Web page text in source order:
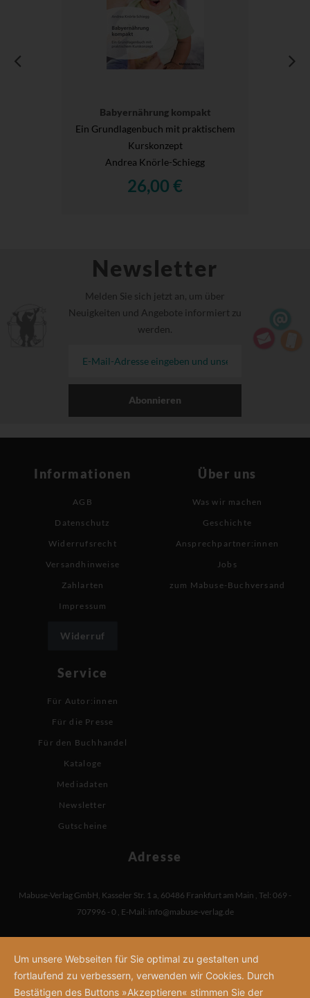
Babyernährung kompakt
Ein Grundlagenbuch mit praktischem
Kurskonzept
Andrea Knörle-Schiegg
26,00 €
Newsletter
Melden Sie sich jetzt an, um über
Neuigkeiten und Angebote informiert zu
werden.
Abonnieren
Informationen
AGB
Datenschutz
Widerrufsrecht
Versandhinweise
Zahlarten
Impressum
Widerruf
Über uns
Was wir machen
Geschichte
Ansprechpartner:innen
Jobs
zum Mabuse-Buchversand
Service
Für Autor:innen
Für die Presse
Für den Buchhandel
Kataloge
Mediadaten
Newsletter
Gutscheine
Adresse
Mabuse-Verlag GmbH, Kasseler Str. 1 a, 60486 Frankfurt am Main , Tel: 069 -
707996 - 0 , E-Mail: info@mabuse-verlag.de
Um unsere Webseiten für Sie optimal zu gestalten und
fortlaufend zu verbessern, verwenden wir Cookies. Durch
Bestätigen des Buttons »Akzeptieren« stimmen Sie der